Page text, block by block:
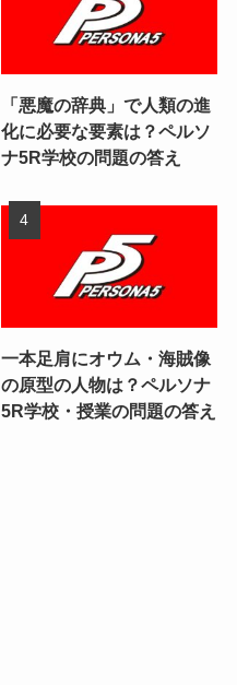
「悪魔の辞典」で人類の進
化に必要な要素は？ペルソ
ナ5R学校の問題の答え
一本足肩にオウム・海賊像
の原型の人物は？ペルソナ
5R学校・授業の問題の答え